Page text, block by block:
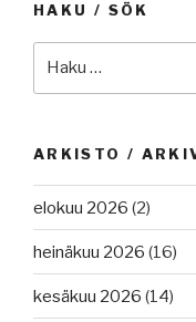
HAKU / SÖK
ARKISTO /
elokuu 2026 (2)
heinäkuu 2026 (16)
kesäkuu 2026 (14)